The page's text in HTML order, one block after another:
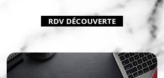
RDV DÉCOUVERTE